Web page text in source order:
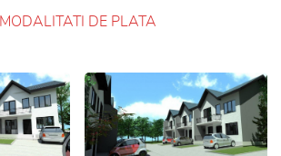
MODALITATI DE PLATA